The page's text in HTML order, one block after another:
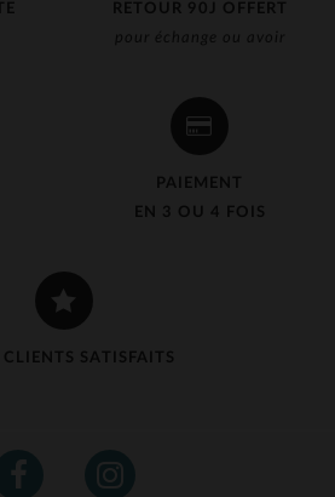
RETOUR 90J OFFERT
pour échange ou avoir
PAIEMENT
EN 3 OU 4 FOIS
SATISFAITS